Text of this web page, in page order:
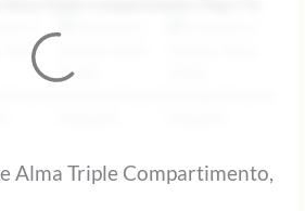
Alma Triple Compartimento,